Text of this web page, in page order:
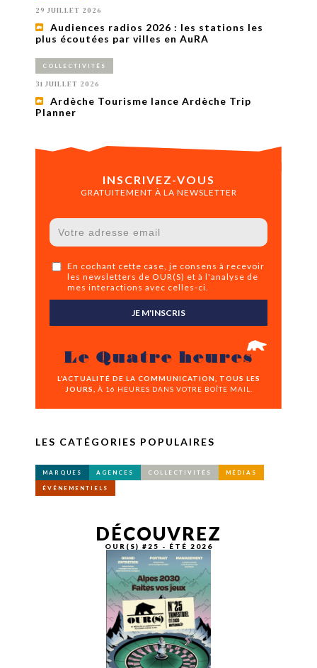
29 JUILLET 2026
Audiences radios 2026 : les stations les
plus écoutées par villes en AuRA
COLLECTIVITÉS
31 JUILLET 2026
Ardèche Tourisme lance Ardèche Trip
Planner
INSCRIVEZ-VOUS
GRATUITEMENT À LA NEWSLETTER
En cochant cette case, je consens à recevoir
les newsletters de OUR(S) et à l'analyse de
mes interactions avec celles-ci.
JE M'INSCRIS
Le Quatre heures
L’ACTUALITÉ DE LA COMMUNICATION, TOUS LES
JOURS,
À 16 HEURES DANS VOTRE BOÎTE MAIL.
LES CATÉGORIES POPULAIRES
MARQUES AGENCES COLLECTIVITÉS MÉDIAS
ÉVÉNEMENTIELS
DÉCOUVREZ
OUR(S) #25 - ÉTÉ 2026